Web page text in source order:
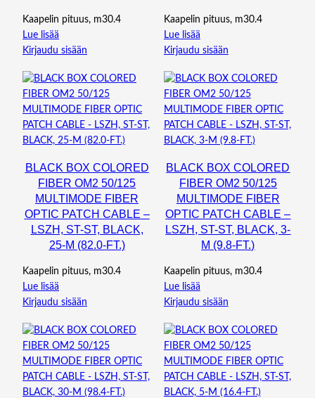
Kaapelin pituus, m30.4
Lue lisää
Kirjaudu sisään
Kaapelin pituus, m30.4
Lue lisää
Kirjaudu sisään
BLACK BOX COLORED
FIBER OM2 50/125
MULTIMODE FIBER
OPTIC PATCH CABLE –
LSZH, ST-ST, BLACK,
25-M (82.0-FT.)
Kaapelin pituus, m30.4
Lue lisää
Kirjaudu sisään
BLACK BOX COLORED
FIBER OM2 50/125
MULTIMODE FIBER
OPTIC PATCH CABLE –
LSZH, ST-ST, BLACK, 3-
M (9.8-FT.)
Kaapelin pituus, m30.4
Lue lisää
Kirjaudu sisään